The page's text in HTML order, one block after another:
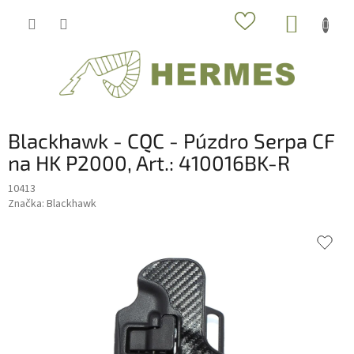
Blackhawk - CQC - Púzdro Serpa CF
na HK P2000, Art.: 410016BK-R
10413
Značka: Blackhawk